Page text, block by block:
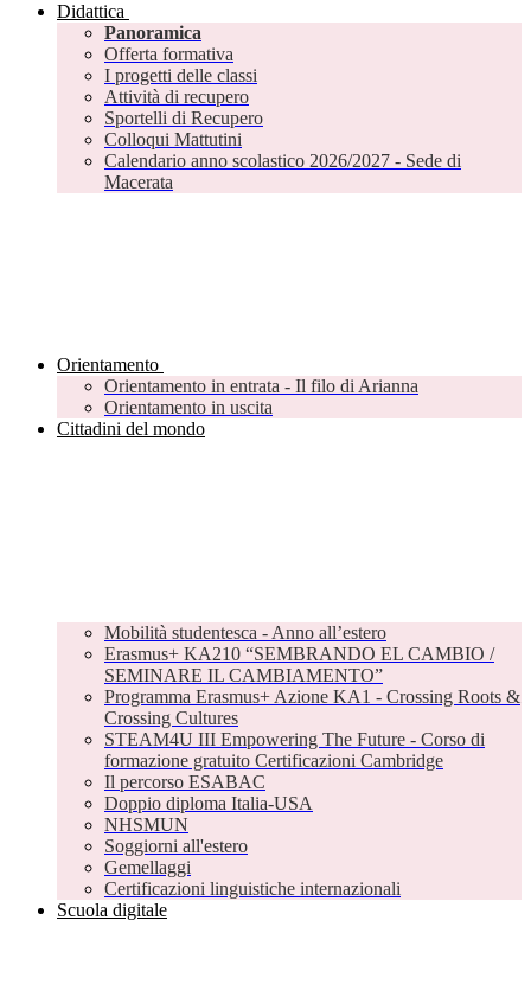
Didattica
Panoramica
Offerta formativa
I progetti delle classi
Attività di recupero
Sportelli di Recupero
Colloqui Mattutini
Calendario anno scolastico 2026/2027 - Sede di
Macerata
Orientamento
Orientamento in entrata - Il filo di Arianna
Orientamento in uscita
Cittadini del mondo
Mobilità studentesca - Anno all’estero
Erasmus+ KA210 “SEMBRANDO EL CAMBIO /
SEMINARE IL CAMBIAMENTO”
Programma Erasmus+ Azione KA1 - Crossing Roots &
Crossing Cultures
STEAM4U III Empowering The Future - Corso di
formazione gratuito Certificazioni Cambridge
Il percorso ESABAC
Doppio diploma Italia-USA
NHSMUN
Soggiorni all'estero
Gemellaggi
Certificazioni linguistiche internazionali
Scuola digitale